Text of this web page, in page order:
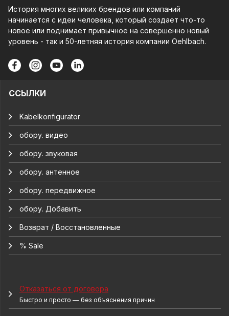
История многих великих брендов или компаний
начинается с идеи человека, который создает что-то
новое или поднимает привычное на совершенно новый
уровень - так и 50-летняя история компании Oehlbach.
ССЫЛКИ
Kabelkonfigurator
обору. видео
обору. звуковая
обору. антенное
обору. передвижное
обору. Добавить
Возврат / Восстановленные
% Sale
Отказаться от договора
Быстро и просто — без объяснения причин